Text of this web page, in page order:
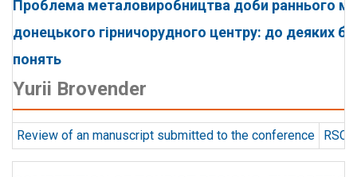
Проблема металовиробництва доби раннього
донецького гірничорудного центру: до деяких
понять
Yurii Brovender
Review of an manuscript submitted to the conference